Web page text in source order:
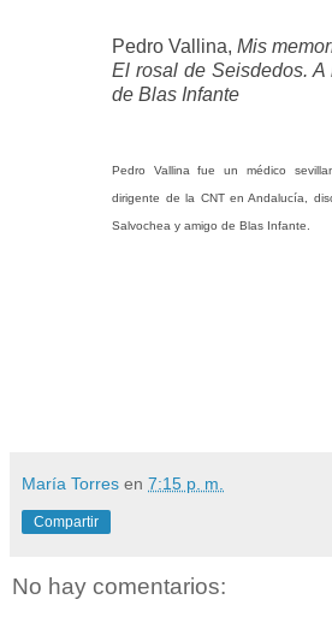
Pedro Vallina,Mis
El rosal de Seisdedos. A
de Blas Infante
Pedro Vallina fue un médico
dirigente de la CNT en Andalucía,
Salvochea y amigo de Blas Infante.
María Torres en 7:15 p. m.
Compartir
No hay comentarios: